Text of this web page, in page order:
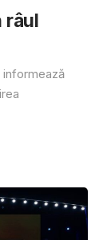
râul
informează